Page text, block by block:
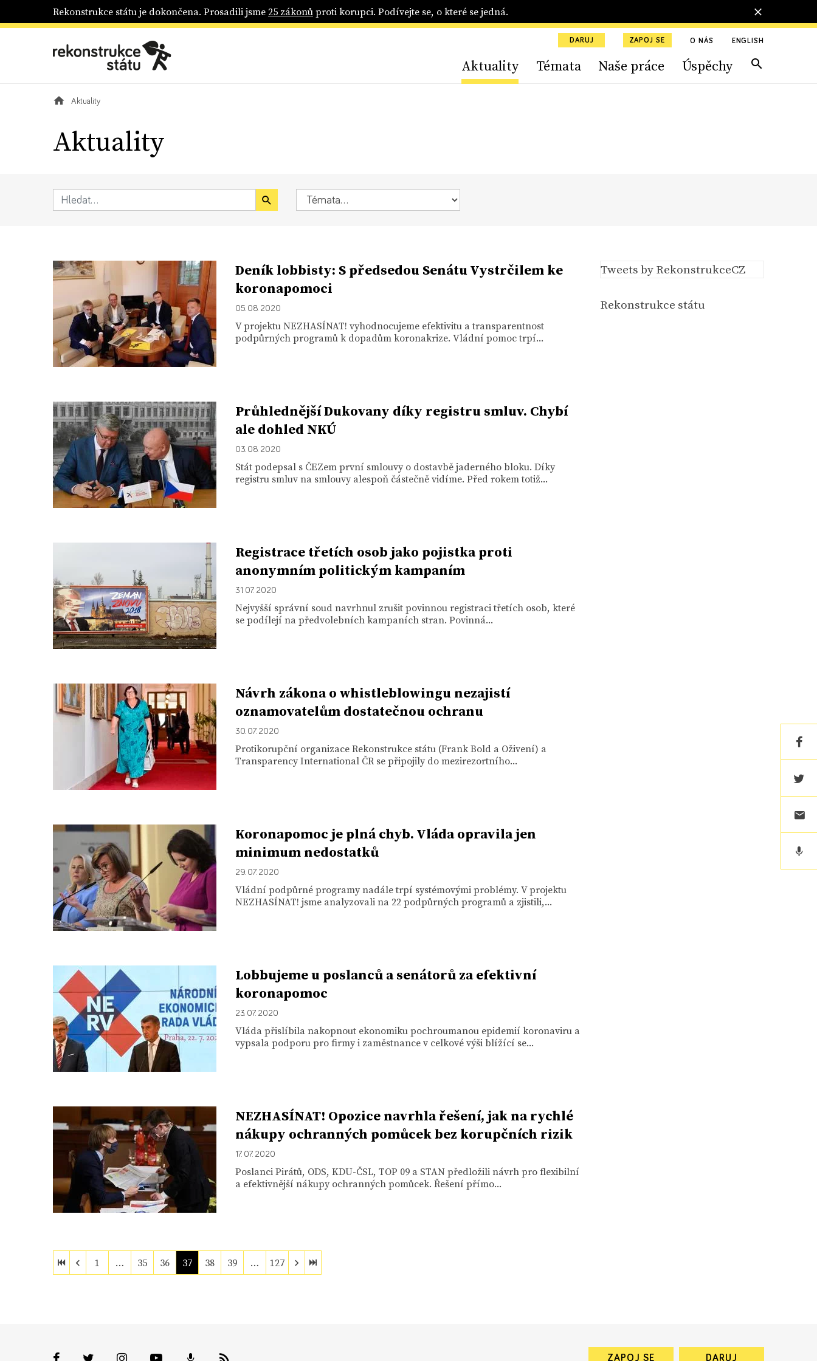
Rekonstrukce státu je dokončena. Prosadili jsme25 zákonůproti korupci. Podívejte se, o které se jedná.
DARUJ ZAPOJ SE O NÁS ENGLISH
Aktuality Témata Naše práce Úspěchy
Aktuality
Aktuality
Deník lobbisty: S předsedou Senátu Vystrčilem ke
koronapomoci
05. 08. 2020
V projektu NEZHASÍNAT! vyhodnocujeme efektivitu a transparentnost
podpůrných programů k dopadům koronakrize. Vládní pomoc trpí...
Průhlednější Dukovany díky registru smluv. Chybí
ale dohled NKÚ
03. 08. 2020
Stát podepsal s ČEZem první smlouvy o dostavbě jaderného bloku. Díky
registru smluv na smlouvy alespoň částečně vidíme. Před rokem totiž...
Registrace třetích osob jako pojistka proti
anonymním politickým kampaním
31. 07. 2020
Nejvyšší správní soud navrhnul zrušit povinnou registraci třetích osob, které
se podílejí na předvolebních kampaních stran. Povinná...
Návrh zákona o whistleblowingu nezajistí
oznamovatelům dostatečnou ochranu
30. 07. 2020
Protikorupční organizace Rekonstrukce státu (Frank Bold a Oživení) a
Transparency International ČR se připojily do mezirezortního...
Koronapomoc je plná chyb. Vláda opravila jen
minimum nedostatků
29. 07. 2020
Vládní podpůrné programy nadále trpí systémovými problémy. V projektu
NEZHASÍNAT! jsme analyzovali na 22 podpůrných programů a zjistili,...
Lobbujeme u poslanců a senátorů za efektivní
koronapomoc
23. 07. 2020
Vláda přislíbila nakopnout ekonomiku pochroumanou epidemií koronaviru a
vypsala podporu pro firmy i zaměstnance v celkové výši blížící se...
NEZHASÍNAT! Opozice navrhla řešení, jak na rychlé
nákupy ochranných pomůcek bez korupčních rizik
17. 07. 2020
Poslanci Pirátů, ODS, KDU-ČSL, TOP 09 a STAN předložili návrh pro flexibilní
a efektivnější nákupy ochranných pomůcek. Řešení přímo...
Tweets by RekonstrukceCZ
Rekonstrukce státu
1 … 35 36 37 38 39 … 127
ZAPOJ SE DARUJ